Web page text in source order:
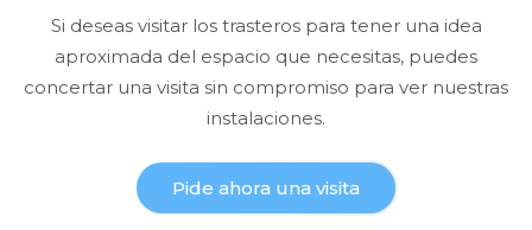
Si deseas visitar los trasteros para tener una idea
aproximada del espacio que necesitas, puedes
concertar una visita sin compromiso para ver nuestras
instalaciones.
Pide ahora una visita